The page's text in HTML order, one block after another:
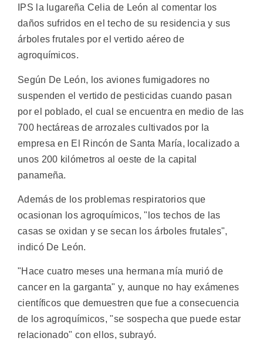
IPS la lugareña Celia de León al comentar los
daños sufridos en el techo de su residencia y sus
árboles frutales por el vertido aéreo de
agroquímicos.
Según De León, los aviones fumigadores no
suspenden el vertido de pesticidas cuando pasan
por el poblado, el cual se encuentra en medio de las
700 hectáreas de arrozales cultivados por la
empresa en El Rincón de Santa María, localizado a
unos 200 kilómetros al oeste de la capital
panameña.
Además de los problemas respiratorios que
ocasionan los agroquímicos, "los techos de las
casas se oxidan y se secan los árboles frutales",
indicó De León.
"Hace cuatro meses una hermana mía murió de
cancer en la garganta" y, aunque no hay exámenes
científicos que demuestren que fue a consecuencia
de los agroquímicos, "se sospecha que puede estar
relacionado" con ellos, subrayó.